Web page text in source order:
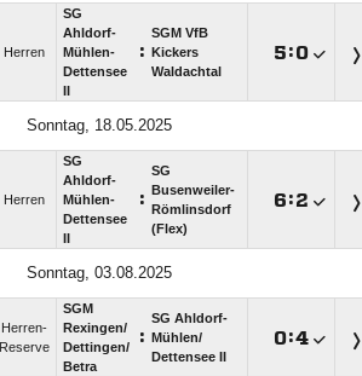
Herren
SG
Ahldorf-
Mühlen-
Dettensee
:
SGM VfB
Kickers
Waldachtal
:
Sonntag, 18.05.2025
Herren
SG
Ahldorf-
Mühlen-
Dettensee
:
SG
Busenweiler-
Römlinsdorf
(Flex)
:
Sonntag, 03.08.2025
Herren-
Reserve
SGM
Rexingen/​
Dettingen/​
Betra
:
SG Ahldorf-
Mühlen/​
Dettensee II
: